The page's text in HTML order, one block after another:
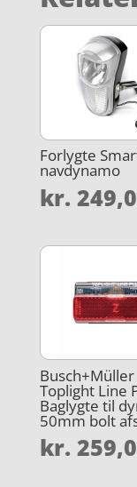
Forlygte
navdynamo
kr.
Busch+Müller
Toplight Line
Baglygte til
50mm bolt
kr.